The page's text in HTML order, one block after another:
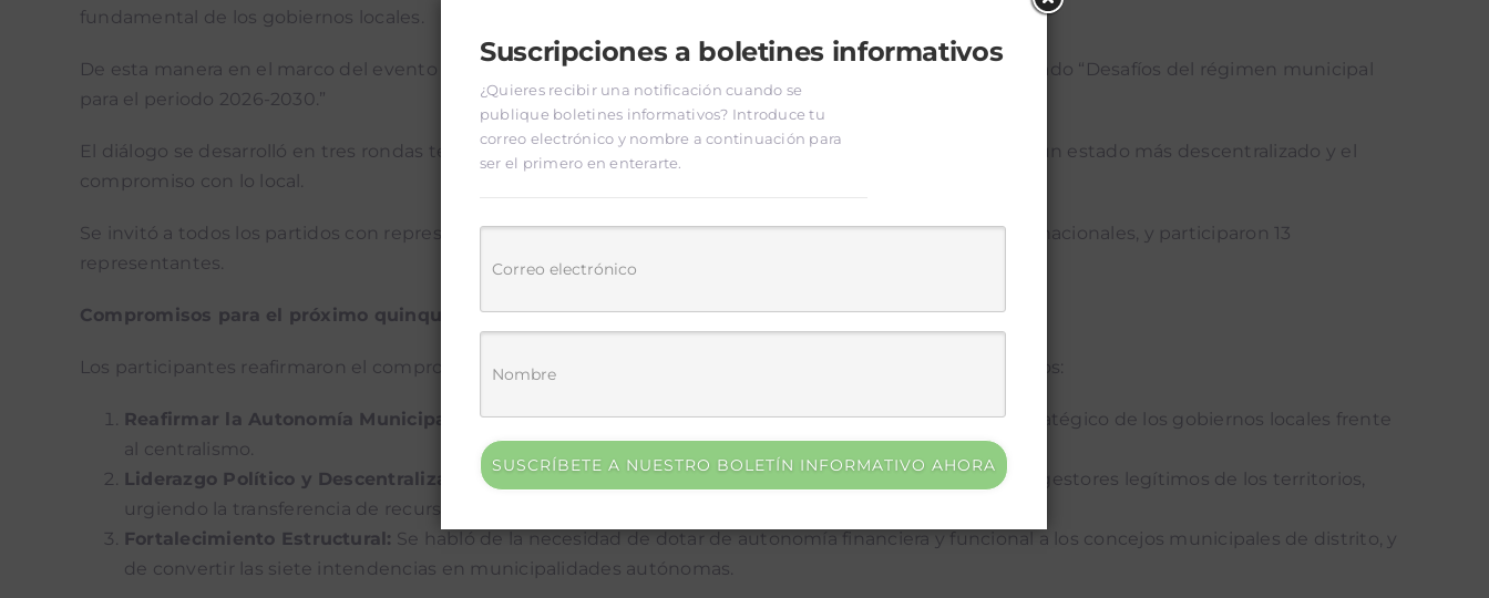
fundamental de los gobiernos locales.
De esta manera en el marco del evento se incluyó un conversatorio con partidos políticos nacionales, titulado “Desafíos del régimen municipal
para el periodo 2026-2030.”
El diálogo se desarrolló en tres rondas temáticas principales sobre la visión país desde lo local, claves para un estado más descentralizado y el
compromiso con lo local.
Se invitó a todos los partidos con representación en la papeleta presidencial para las próximas elecciones nacionales, y participaron 13
representantes.
Compromisos para el próximo quinquenio
Los participantes reafirmaron el compromiso de impulsar la descentralización y afrontar los principales retos:
Reafirmar la Autonomía Municipal:
Se exigió mayor incidencia política y reconocimiento del rol estratégico de los gobiernos locales frente
al centralismo.
Liderazgo Político y Descentralización:
Se asumió el liderazgo como defensores de la democracia y gestores legítimos de los territorios,
urgiendo la transferencia de recursos y competencias.
Fortalecimiento Estructural: Se habló de la necesidad de dotar de autonomía financiera y funcional a los concejos municipales de distrito, y
de convertir las siete intendencias en municipalidades autónomas.
Suscripciones a boletines informativos
¿Quieres recibir una notificación cuando se
publique boletines informativos? Introduce tu
correo electrónico y nombre a continuación para
ser el primero en enterarte.
SUSCRÍBETE A NUESTRO BOLETÍN INFORMATIVO AHORA